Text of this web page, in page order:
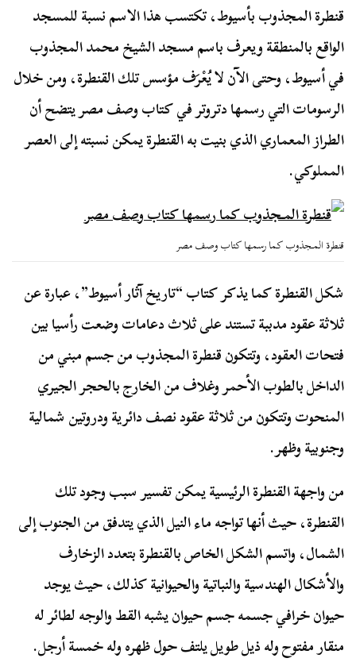
قنطرة المجذوب بأسيوط، تكتسب هذا الاسم نسبة للمسجد
الواقع بالمنطقة ويعرف باسم مسجد الشيخ محمد المجذوب
في أسيوط، وحتى الآن لا يُعْرَف مؤسس تلك القنطرة، ومن خلال
الرسومات التي رسمها دتروتر في كتاب وصف مصر يتضح أن
الطراز المعماري الذي بنيت به القنطرة يمكن نسبته إلى العصر
المملوكي‏.
قنطرة المـجذوب كما رسمها كتاب وصف مصر
شكل القنطرة كما يذكر كتاب “تاريخ آثار أسيوط”، عبارة عن
ثلاثة عقود مدببة تستند على ثلاث دعامات وضعت رأسيا بين
فتحات العقود‏، وتتكون قنطرة المجذوب من جسم مبني من
الداخل بالطوب الأحمر وغلاف من الخارج بالحجر الجيري
المنحوت وتتكون من ثلاثة عقود نصف دائرية ودروتين شمالية
وجنوبية وظهر‏.
من واجهة القنطرة الرئيسية يمكن تفسير سبب وجود تلك
القنطرة، حيث أنها تواجه ماء النيل الذي يتدفق من الجنوب إلى
الشمال، واتسم الشكل الخاص بالقنطرة بتعدد الزخارف
والأشكال الهندسية والنباتية والحيوانية كذلك، حيث يوجد
حيوان خرافي جسمه جسم حيوان يشبه القط والوجه لطائر له
منقار مفتوح وله ذيل طويل يلتف حول ظهره وله خمسة أرجل‏.‏